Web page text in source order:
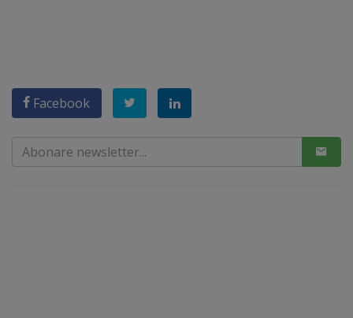
Facebook